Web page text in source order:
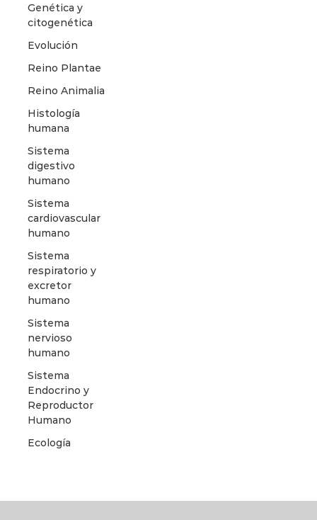
Genética y
citogenética
Evolución
Reino Plantae
Reino Animalia
Histología
humana
Sistema
digestivo
humano
Sistema
cardiovascular
humano
Sistema
respiratorio y
excretor
humano
Sistema
nervioso
humano
Sistema
Endocrino y
Reproductor
Humano
Ecología